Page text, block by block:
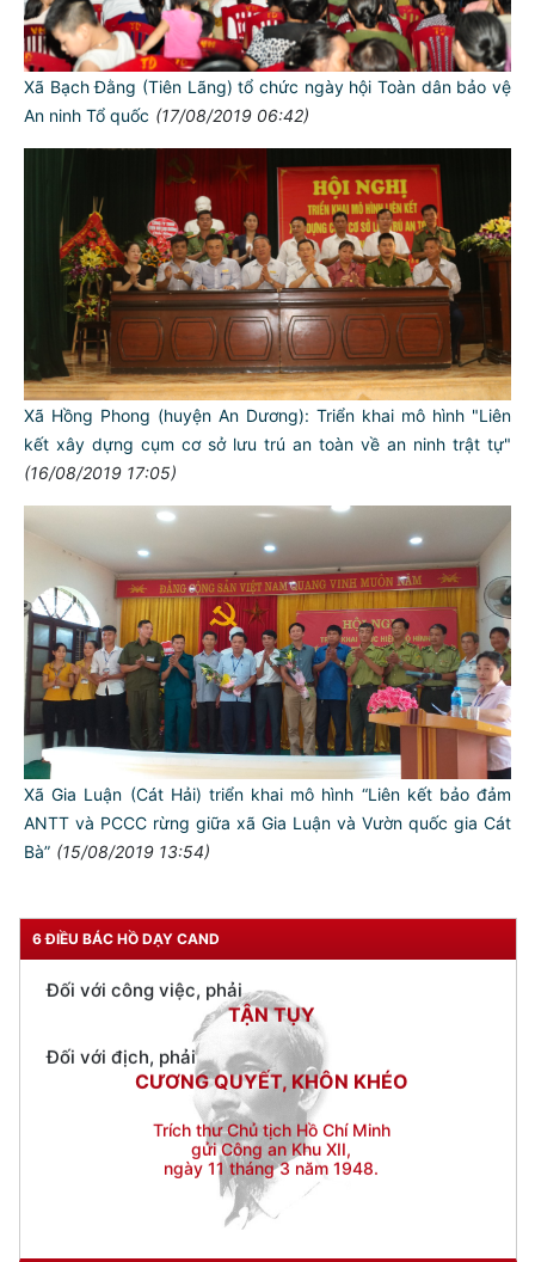
Xã Bạch Đằng (Tiên Lãng) tổ chức ngày hội Toàn dân bảo vệ
An ninh Tổ quốc (17/08/2019 06:42)
Xã Hồng Phong (huyện An Dương): Triển khai mô hình "Liên
kết xây dựng cụm cơ sở lưu trú an toàn về an ninh trật tự"
(16/08/2019 17:05)
Xã Gia Luận (Cát Hải) triển khai mô hình “Liên kết bảo đảm
ANTT và PCCC rừng giữa xã Gia Luận và Vườn quốc gia Cát
Bà” (15/08/2019 13:54)
6 ĐIỀU BÁC HỒ DẠY CAND
TƯ CÁCH
NGƯỜI CÔNG AN CÁCH MỆNH LÀ:
Đối với tự mình, phải
CẦN, KIỆM, LIÊM, CHÍNH
Đối với đồng sự, phải
THÂN ÁI GIÚP ĐỠ
Đối với chính phủ, phải
TUYỆT ĐỐI TRUNG THÀNH
Đối với nhân dân, phải
KÍNH TRỌNG LỄ PHÉP
Đối với địch, phải
CƯƠNG QUYẾT, KHÔN KHÉO
Trích thư Chủ tịch Hồ Chí Minh
gửi Công an Khu XII,
ngày 11 tháng 3 năm 1948.